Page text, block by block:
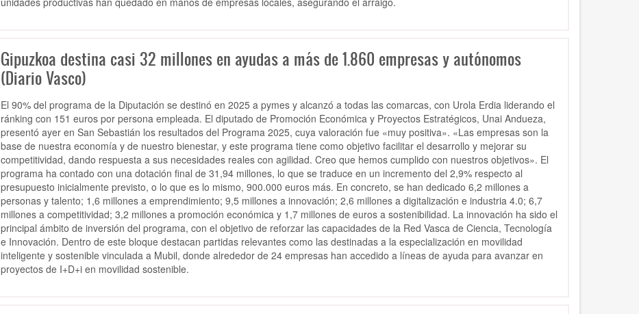
Gipuzkoa destina casi 32 millones en ayudas a más de 1.860 empresas y autónomos
(Diario Vasco)
El 90% del programa de la Diputación se destinó en 2025 a pymes y alcanzó a todas las comarcas, con Urola Erdia liderando el
ránking con 151 euros por persona empleada. El diputado de Promoción Económica y Proyectos Estratégicos, Unai Andueza,
presentó ayer en San Sebastián los resultados del Programa 2025, cuya valoración fue «muy positiva». «Las empresas son la
base de nuestra economía y de nuestro bienestar, y este programa tiene como objetivo facilitar el desarrollo y mejorar su
competitividad, dando respuesta a sus necesidades reales con agilidad. Creo que hemos cumplido con nuestros objetivos». El
programa ha contado con una dotación final de 31,94 millones, lo que se traduce en un incremento del 2,9% respecto al
presupuesto inicialmente previsto, o lo que es lo mismo, 900.000 euros más. En concreto, se han dedicado 6,2 millones a
personas y talento; 1,6 millones a emprendimiento; 9,5 millones a innovación; 2,6 millones a digitalización e industria 4.0; 6,7
millones a competitividad; 3,2 millones a promoción económica y 1,7 millones de euros a sostenibilidad. La innovación ha sido el
principal ámbito de inversión del programa, con el objetivo de reforzar las capacidades de la Red Vasca de Ciencia, Tecnología
e Innovación. Dentro de este bloque destacan partidas relevantes como las destinadas a la especialización en movilidad
inteligente y sostenible vinculada a Mubil, donde alrededor de 24 empresas han accedido a líneas de ayuda para avanzar en
proyectos de I+D+i en movilidad sostenible.